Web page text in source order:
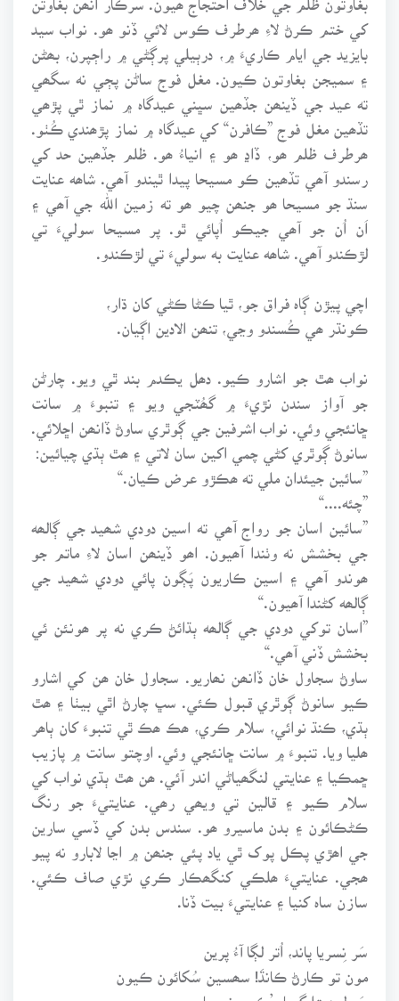
کي ختم ڪرڻ لاءِ ھرطرف ڪوس لائي ڏنو ھو. نواب سيد
بايزيد جي ايام ڪاريءَ ۾، درٻيلي پرڳڻي ۾ راڄپرن، بھڻن
۽ سميجن بغاوتون ڪيون. مغل فوج ساڻن پڄي نه سگھي
ته عيد جي ڏينھن جڏھين سڀني عيدگاہ ۾ نماز ٿي پڙھي
تڏھين مغل فوج ”ڪافرن“ کي عيدگاہ ۾ نماز پڙھندي ڪُٺو.
ھرطرف ظلم ھو، ڏاڍ ھو ۽ انياءُ ھو. ظلم جڏھين حد کي
رسندو آھي تڏھين ڪو مسيحا پيدا ٿيندو آھي. شاھه عنايت
سنڌ جو مسيحا ھو جنھن چيو ھو ته زمين الله جي آھي ۽
اَن اُن جو آھي جيڪو اُپائي ٿو. پر مسيحا سوليءَ تي
لڙڪندو آھي. شاھه عنايت به سوليءَ تي لڙڪندو.
اچي پيڙن ڳاہ فراق جو، ٿيا ڪڻا ڪڻي کان ڌار،
ڪونڌر ھي ڪُسندو وڃي، تنھن الادين اڳيان.
نواب ھٿ جو اشارو ڪيو. دھل يڪدم بند ٿي ويو. چارڻن
جو آواز سندن نڙيءَ ۾ گھُٽجي ويو ۽ تنبوءَ ۾ سانت
ڇانئجي وئي. نواب اشرفين جي ڳوٿري ساوڻ ڏانھن اڇلائي.
سانوڻ ڳوٿري کڻي چمي اکين سان لاتي ۽ ھٿ ٻڌي چيائين:
”سائين جيئدان ملي ته ھڪڙو عرض ڪيان.“
”چئه....“
”سائين اسان جو رواج آھي ته اسين دودي شھيد جي ڳالھه
جي بخشش نه وٺندا آھيون. اھو ڏينھن اسان لاءِ ماتم جو
ھوندو آھي ۽ اسين ڪاريون پَڳون پائي دودي شھيد جي
ڳالھه کڻندا آھيون.“
”اسان توکي دودي جي ڳالھه ٻڌائڻ ڪري نه پر ھونئن ئي
بخشش ڏني آھي.“
ساوڻ سجاول خان ڏانھن نھاريو. سجاول خان ھن کي اشارو
ڪيو سانوڻ ڳوٿري قبول ڪئي. سڀ چارڻ اٿي بيٺا ۽ ھٿ
ٻڌي، ڪنڌ نوائي، سلام ڪري، ھڪ ھڪ ٿي تنبوءَ کان ٻاھر
ھليا ويا. تنبوءَ ۾ سانت ڇانئجي وئي. اوچتو سانت ۾ پازيب
ڇمڪيا ۽ عنايتي لنگھياڻي اندر آئي. ھن ھٿ ٻڌي نواب کي
سلام ڪيو ۽ قالين تي ويھي رھي. عنايتيءَ جو رنگ
ڪڻڪائون ۽ بدن ماسيرو ھو. سندس بدن کي ڏسي سارين
جي اھڙي پڪل پوک ٿي ياد پئي جنھن ۾ اڃا لابارو نه پيو
ھجي. عنايتيءَ ھلڪي کنگھڪار ڪري نڙي صاف ڪئي.
سازن ساہ کنيا ۽ عنايتيءَ بيت ڏنا.
سَر نِسريا پاند، اُتر لڳا آءُ پرين
مون تو ڪارڻ ڪانڌَ! سھسين سُکائون ڪيون
سَر لوھيڙا ڳڀيا، ’ڪسر نِسريا